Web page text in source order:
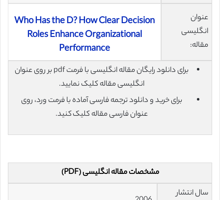
عنوان
انگلیسی
مقاله:
Who Has the D? How Clear Decision
Roles Enhance Organizational
Performance
برای دانلود رایگان مقاله انگلیسی با فرمت pdf بر روی عنوان
انگلیسی مقاله کلیک نمایید.
برای خرید و دانلود ترجمه فارسی آماده با فرمت ورد، روی
عنوان فارسی مقاله کلیک کنید.
مشخصات مقاله انگلیسی (PDF)
سال انتشار